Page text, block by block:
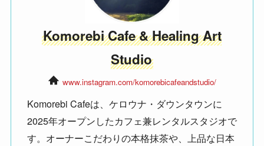
Komorebi Cafe & Healing Art
Studio
www.instagram.com/komorebicafeandstudio/
Komorebi Cafeは、ケロウナ・ダウンタウンに
2025年オープンしたカフェ兼レンタルスタジオで
す。オーナーこだわりの本格抹茶や、上品な日本